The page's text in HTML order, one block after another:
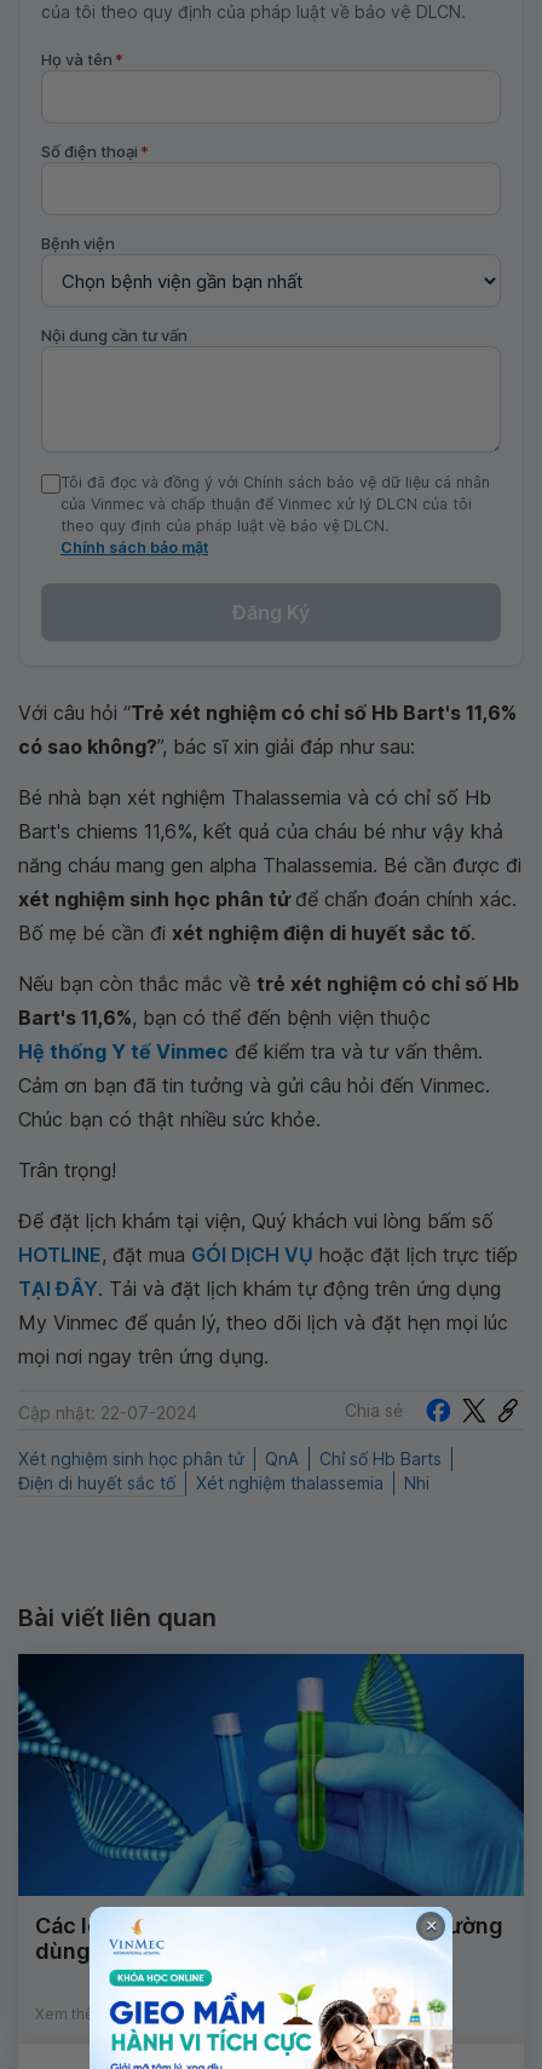
của tôi theo quy định của pháp luật về bảo vệ DLCN.
Họ và tên *
Số điện thoại *
Bệnh viện
Nội dung cần tư vấn
Tôi đã đọc và đồng ý với Chính sách bảo vệ dữ liệu cá nhân
của Vinmec và chấp thuận để Vinmec xử lý DLCN của tôi
theo quy định của pháp luật về bảo vệ DLCN.
Chính sách bảo mật
Đăng Ký
Với câu hỏi “Trẻ xét nghiệm có chỉ số Hb Bart's 11,6%
có sao không?”, bác sĩ xin giải đáp như sau:
Bé nhà bạn xét nghiệm Thalassemia và có chỉ số Hb
Bart's chiems 11,6%, kết quả của cháu bé như vậy khả
năng cháu mang gen alpha Thalassemia. Bé cần được đi
xét nghiệm sinh học phân tử để chẩn đoán chính xác.
Bố mẹ bé cần đi xét nghiệm điện di huyết sắc tố.
Nếu bạn còn thắc mắc về trẻ xét nghiệm có chỉ số Hb
Bart's 11,6%, bạn có thể đến bệnh viện thuộc
Hệ thống Y tế Vinmec để kiểm tra và tư vấn thêm.
Cảm ơn bạn đã tin tưởng và gửi câu hỏi đến Vinmec.
Chúc bạn có thật nhiều sức khỏe.
Trân trọng!
Để đặt lịch khám tại viện, Quý khách vui lòng bấm số
HOTLINE, đặt mua GÓI DỊCH VỤ hoặc đặt lịch trực tiếp
TẠI ĐÂY. Tải và đặt lịch khám tự động trên ứng dụng
My Vinmec để quản lý, theo dõi lịch và đặt hẹn mọi lúc
mọi nơi ngay trên ứng dụng.
Cập nhật: 22-07-2024 Chia sẻ
Xét nghiệm sinh học phân tử QnA
Chỉ số Hb Barts
Điện di huyết sắc tố
Xét nghiệm thalassemia Nhi
Bài viết liên quan
Các loại xét nghiệm sinh học phân tử thường
dùng
Xem thêm
×